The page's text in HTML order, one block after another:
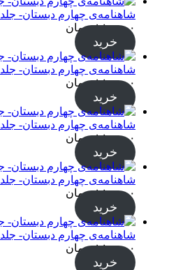
شاهنامه‌ی چهارم دبستان- جلد ۱۶ (گذر از آتش و تاج)
۱۸۰,۰۰۰ تومان
خرید
شاهنامه‌ی چهارم دبستان- جلد ۱۷ (سوگ سیاوش)
۱۸۰,۰۰۰ تومان
خرید
شاهنامه‌ی چهارم دبستان- جلد ۱۸ (خون‌خواهی سیاوش ۱)
۱۸۰,۰۰۰ تومان
خرید
شاهنامه‌ی چهارم دبستان- جلد ۱۹ (خون‌خواهی سیاوش ۲)
۱۸۰,۰۰۰ تومان
خرید
شاهنامه‌ی چهارم دبستان- جلد ۲۰ (خون‌خواهی سیاوش ۳)
۱۸۰,۰۰۰ تومان
خرید